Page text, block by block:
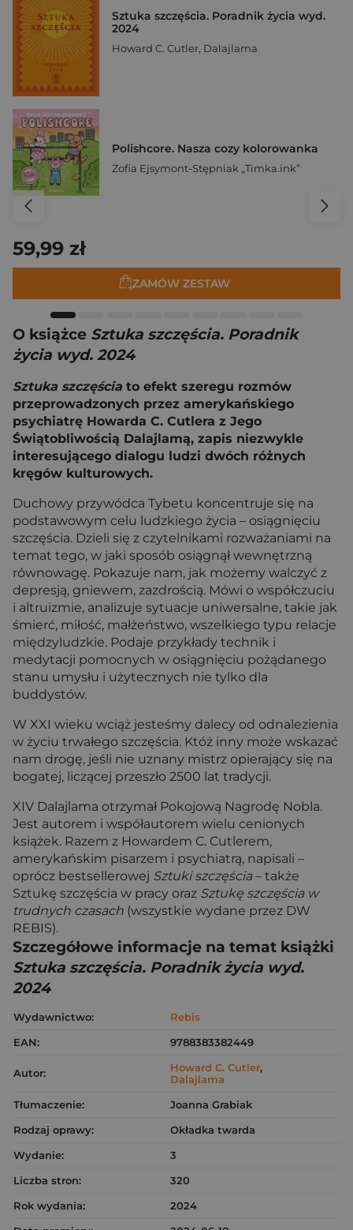
Sztuka szczęścia. Poradnik życia wyd.
2024
Howard C. Cutler, Dalajlama
Polishcore. Nasza cozy kolorowanka
Zofia Ejsymont-Stępniak „Timka.ink”
59,99 zł
ZAMÓW ZESTAW
O książce Sztuka szczęścia. Poradnik
życia wyd. 2024
Sztuka szczęścia to efekt szeregu rozmów
przeprowadzonych przez amerykańskiego
psychiatrę Howarda C. Cutlera z Jego
Świątobliwością Dalajlamą, zapis niezwykle
interesującego dialogu ludzi dwóch różnych
kręgów kulturowych.
Duchowy przywódca Tybetu koncentruje się na
podstawowym celu ludzkiego życia – osiągnięciu
szczęścia. Dzieli się z czytelnikami rozważaniami na
temat tego, w jaki sposób osiągnął wewnętrzną
równowagę. Pokazuje nam, jak możemy walczyć z
depresją, gniewem, zazdrością. Mówi o współczuciu
i altruizmie, analizuje sytuacje uniwersalne, takie jak
śmierć, miłość, małżeństwo, wszelkiego typu relacje
międzyludzkie. Podaje przykłady technik i
medytacji pomocnych w osiągnięciu pożądanego
stanu umysłu i użytecznych nie tylko dla
buddystów.
W XXI wieku wciąż jesteśmy dalecy od odnalezienia
w życiu trwałego szczęścia. Któż inny może wskazać
nam drogę, jeśli nie uznany mistrz opierający się na
bogatej, liczącej przeszło 2500 lat tradycji.
XIV Dalajlama otrzymał Pokojową Nagrodę Nobla.
Jest autorem i współautorem wielu cenionych
książek. Razem z Howardem C. Cutlerem,
amerykańskim pisarzem i psychiatrą, napisali –
oprócz bestsellerowej Sztuki szczęścia– także
Sztukę szczęścia w pracy oraz Sztukę szczęścia w
trudnych czasach (wszystkie wydane przez DW
REBIS).
Szczegółowe informacje na temat książki
Sztuka szczęścia. Poradnik życia wyd.
2024
Wydawnictwo:
Rebis
EAN:
9788383382449
Autor: Howard C. Cutler,
Dalajlama
Tłumaczenie:
Joanna Grabiak
Rodzaj oprawy:
Okładka twarda
Wydanie:
3
Liczba stron:
320
Rok wydania:
2024